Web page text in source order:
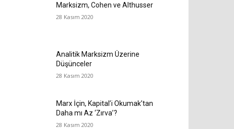
Marksizm, Cohen ve Althusser
28 Kasım 2020
Analitik Marksizm Üzerine
Düşünceler
28 Kasım 2020
Marx İçin, Kapital’i Okumak’tan
Daha mı Az ‘Zırva’?
28 Kasım 2020